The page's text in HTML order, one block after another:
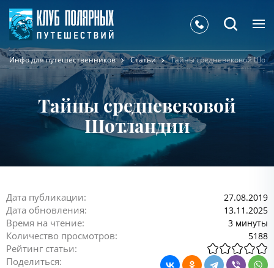
Инфо для путешественников Статьи Тайны средневековой
Тайны средневековой
Шотландии
Дата публикации: 27.08.2019
Дата обновления: 13.11.2025
Время на чтение: 3 минуты
Количество просмотров: 5188
Рейтинг статьи:
Поделиться: